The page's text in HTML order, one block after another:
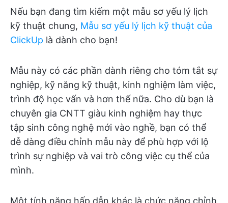
Nếu bạn đang tìm kiếm một mẫu sơ yếu lý lịch
kỹ thuật chung, Mẫu sơ yếu lý lịch kỹ thuật của
ClickUp là dành cho bạn!
Mẫu này có các phần dành riêng cho tóm tắt sự
nghiệp, kỹ năng kỹ thuật, kinh nghiệm làm việc,
trình độ học vấn và hơn thế nữa. Cho dù bạn là
chuyên gia CNTT giàu kinh nghiệm hay thực
tập sinh công nghệ mới vào nghề, bạn có thể
dễ dàng điều chỉnh mẫu này để phù hợp với lộ
trình sự nghiệp và vai trò công việc cụ thể của
mình.
Một tính năng hấp dẫn khác là chức năng chỉnh